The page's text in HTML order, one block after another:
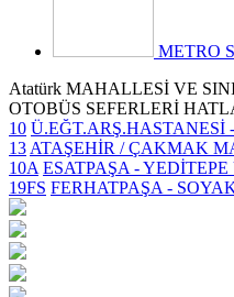
METRO
Atatürk MAHALLESİ VE
OTOBÜS SEFERLERİ
10 Ü.EĞT.ARŞ.HASTANESİ
13 ATAŞEHİR / ÇAKMAK
10A ESATPAŞA -
19FS FERHATPAŞA -